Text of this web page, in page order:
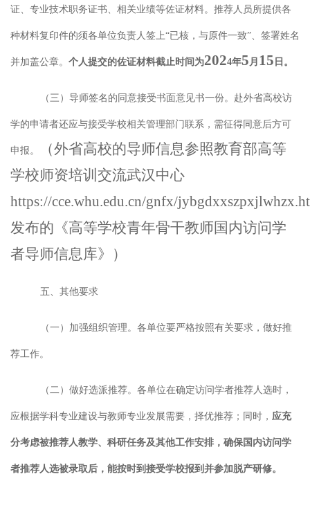
证、专业技术职务证书、相关业绩等佐证材料。推荐人员所提供各
种材料复印件的须各单位负责人签上“已核，与原件一致”、签署姓名
并加盖公章。 个人提交的佐证材料截止时间为2024年5 月 15 日。
（三） 导师签名的同意接受书面意见书一份。赴外省高校访
学的申请者还应与接受学校相关管理部门联系，需征得同意后方可
申报。 （外省高校的导师信息参照教育部高等
学校师资培训交流武汉中心
https://cce.whu.edu.cn/gnfx/
发布的《高等学校青年骨干教师国内访问学
者导师信息库》
）
五、其他要求
（一）加强组织管理。 各单位要严格按照有关要求，做好推
荐工作。
（二）做好选派推荐。各单位在确定访问学者推荐人选时，
应根据学科专业建设与教师专业发展需要，择优推荐；同时， 应充
分考虑被推荐人教学、科研任务及其他工作安排，确保国内访问学
者推荐人选被录取后，能按时到接受学校报到并参加脱产研修。